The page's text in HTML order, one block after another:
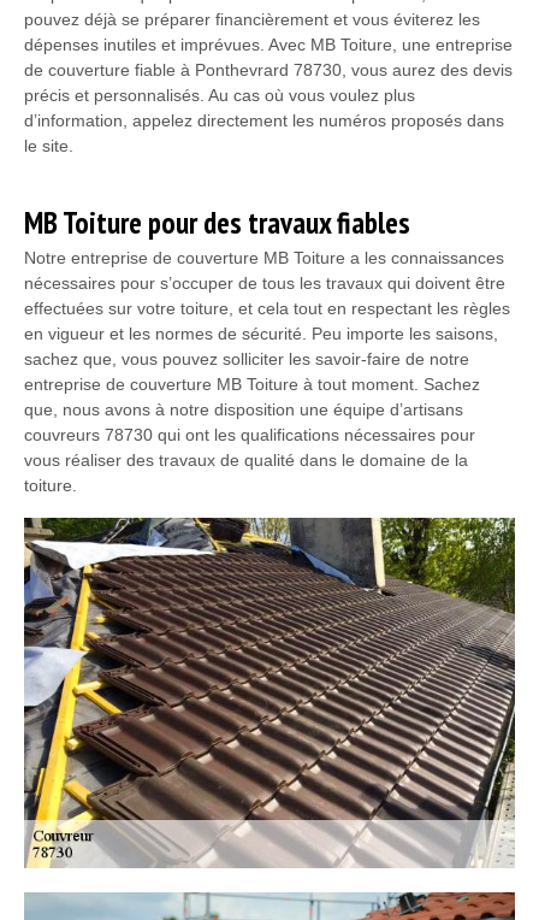
pouvez déjà se préparer financièrement et vous éviterez les
dépenses inutiles et imprévues. Avec MB Toiture, une entreprise
de couverture fiable à Ponthevrard 78730, vous aurez des devis
précis et personnalisés. Au cas où vous voulez plus
d’information, appelez directement les numéros proposés dans
le site.
MB Toiture pour des travaux fiables
Notre entreprise de couverture MB Toiture a les connaissances
nécessaires pour s’occuper de tous les travaux qui doivent être
effectuées sur votre toiture, et cela tout en respectant les règles
en vigueur et les normes de sécurité. Peu importe les saisons,
sachez que, vous pouvez solliciter les savoir-faire de notre
entreprise de couverture MB Toiture à tout moment. Sachez
que, nous avons à notre disposition une équipe d’artisans
couvreurs 78730 qui ont les qualifications nécessaires pour
vous réaliser des travaux de qualité dans le domaine de la
toiture.